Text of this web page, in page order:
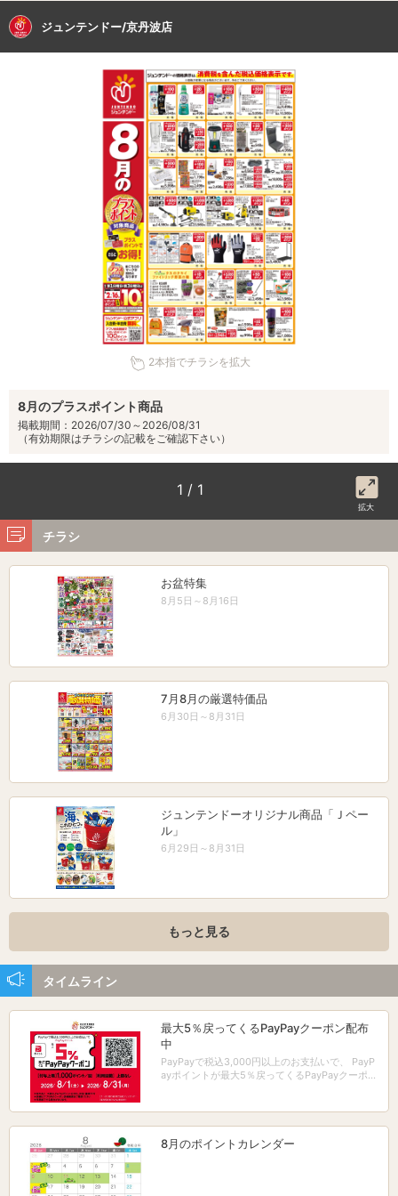
ジュンテンドー/京丹波店
2本指でチラシを拡大
8月のプラスポイント商品
掲載期間：2026/07/30～2026/08/31
（有効期限はチラシの記載をご確認下さい）
1 / 1
拡大
チラシ
お盆特集
8月5日～8月16日
7月8月の厳選特価品
6月30日～8月31日
ジュンテンドーオリジナル商品「Ｊペー
ル」
6月29日～8月31日
もっと見る
タイムライン
最大5％戻ってくるPayPayクーポン配布
中
PayPayで税込3,000円以上のお支払いで、 PayP
ayポイントが最大5％戻ってくるPayPayクーポン
8月のポイントカレンダー